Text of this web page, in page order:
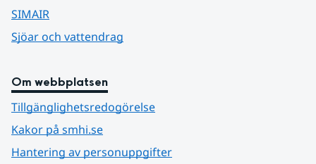
SIMAIR
Sjöar och vattendrag
Om webbplatsen
Tillgänglighetsredogörelse
Kakor på smhi.se
Hantering av personuppgifter